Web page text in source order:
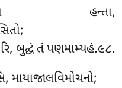
હન્તા,
બુદ્ધં તં પણમામ્યહં.૯૮.
માયાજાલવિમોચનો;